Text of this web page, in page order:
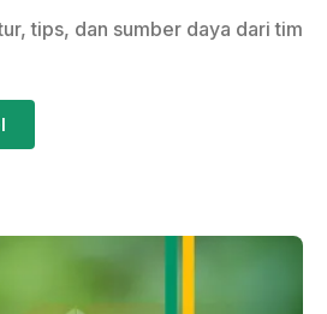
tips, dan sumber daya dari tim